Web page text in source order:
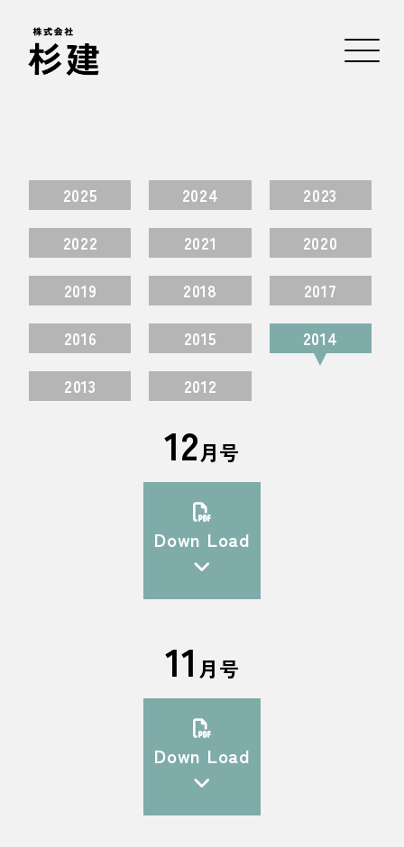
2025 2024 2023
2022 2021 2020
2019 2018 2017
2016 2015 2014
2013 2012
12月号
Down Load
11 月号
Down Load